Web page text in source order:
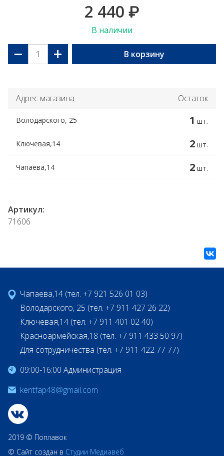
2 440 ₽
В наличии
− + В корзину
Адрес магазина Остаток
Володарского, 25 1 шт.
Ключевая,14 2 шт.
Чапаева,14 2 шт.
Артикул:
71606
Чапаева,14 (тел. +7 921 526 01 03)
Володарского, 25 (тел. +7 911 427 26 22)
Ключевая,14 (тел. +7 911 401 02 40)
Красноармейская,18 (тел. +7 911 433 50 97)
Для сотрудничества (тел. +7 911 422 77 77)
09:00-16:00 Администрация
kentfap48@gmail.com
2019 © Поплавок
© Сайт создан в Студии Медиавеб